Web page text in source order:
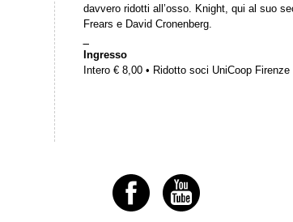
davvero ridotti all’osso. Knight, qui al suo
Frears e David Cronenberg.
Ingresso
Intero € 8,00 • Ridotto soci UniCoop Firenze